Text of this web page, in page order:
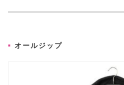
オールジップ